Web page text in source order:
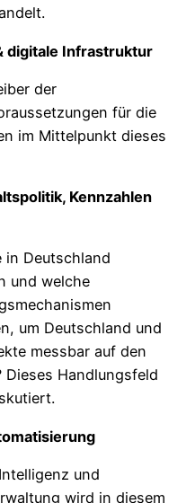
digitale Infrastruktur
der
für die
im Mittelpunkt dieses
Kennzahlen
in Deutschland
und welche
um Deutschland und
messbar auf den
Dieses Handlungsfeld
und
wird in diesem